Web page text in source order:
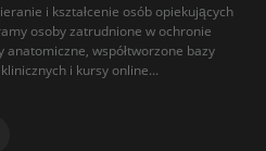
i kształcenie osób opiekujących
osoby zatrudnione w ochronie
współtworzone bazy
i kursy online...